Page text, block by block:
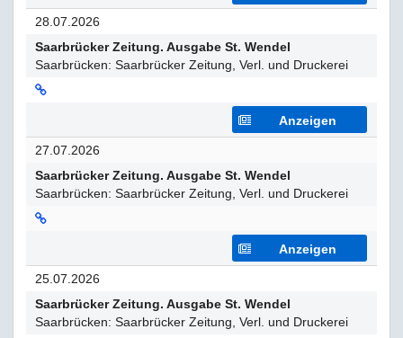
28.07.2026
Saarbrücker Zeitung. Ausgabe St. Wendel
Saarbrücken: Saarbrücker Zeitung, Verl. und Druckerei
Anzeigen
27.07.2026
Saarbrücker Zeitung. Ausgabe St. Wendel
Saarbrücken: Saarbrücker Zeitung, Verl. und Druckerei
Anzeigen
25.07.2026
Saarbrücker Zeitung. Ausgabe St. Wendel
Saarbrücken: Saarbrücker Zeitung, Verl. und Druckerei